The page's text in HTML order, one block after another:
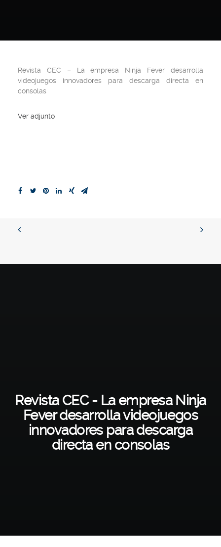
Revista CEC – La empresa Ninja Fever desarrolla
videojuegos innovadores para descarga directa en
consolas
Ver adjunto
Revista CEC - La empresa Ninja
Fever desarrolla videojuegos
innovadores para descarga
directa en consolas